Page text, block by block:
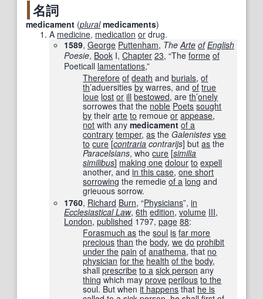
名詞
medicament (plural medicaments)
A medicine, medication or drug.
1589, George Puttenham, TheArte of English
Poesie, Book I, Chapter 23, “The forme of
Poeticall lamentations,”
Therefore of death andburials,of
th’aduersitiesby warres, andof true
loue lost or ill bestowed, areth’onely
sorrowes that the noble Poets sought
by theirarte to remoueor appease,
not with anymedicament of a
contrary temper,as theGalenistes vse
to cure [contraria contrarijs] butas the
Paracelsians, whocure [similia
similibus] making one dolour to expell
another, andin this case,one short
sorrowing the remedieof a long and
grieuous sorrow.
1760, Richard Burn, “Physicians”, in
Ecclesiastical Law‎, 6th edition, volume III,
London, published 1797, page 88:
Forasmuch as thesoul is far more
precious than thebody,we do prohibit
under the pain of anathema, that no
physician for the health of the body,
shallprescribe to a sick person any
thing which mayprove perilous to the
soul. But whenit happens that he is